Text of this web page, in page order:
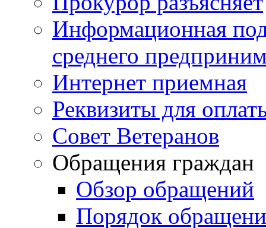
Информационная
среднего
Интернет приемная
Реквизиты для
Совет Ветеранов
Обращения граждан
Обзор обращений
Порядок